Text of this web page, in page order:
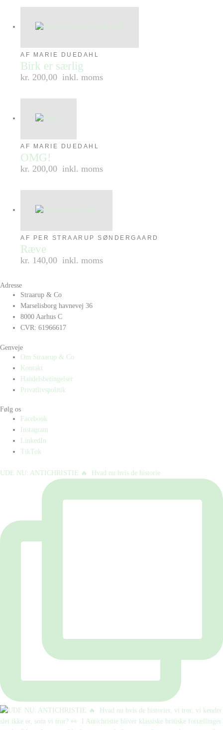
AF MARIE DUEDAHL
Birk er særlig
kr. 200,00 inkl. moms
AF MARIE DUEDAHL
OMG!
kr. 200,00 inkl. moms
AF PER STRAARUP SØNDERGAARD
Ræve
kr. 140,00 inkl. moms
Adresse
Straarup & Co
Marselisborg havnevej 36
8000 Aarhus C
CVR: 61966617
Genveje
Om Straarup & Co
Kontakt
Handelsbetingelser
Privatlivspolitik
Følg os
Facebook
Instagram
LinkedIn
TikTok
UDE NU: ANTICHRISTIE 🔥⁠ ⁠ Hvad nu hvis de historie